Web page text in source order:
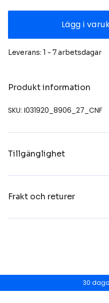
Lägg i
Leverans: 1 - 7 arbetsdagar
Produkt information
SKU: I031920_8906_27_CNF
Tillgänglighet
Frakt och returer
30